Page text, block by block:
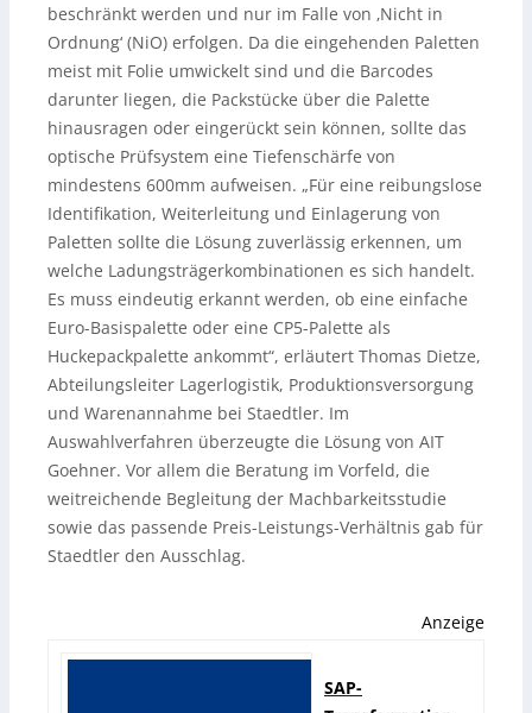
beschränkt werden und nur im Falle von ‚Nicht in
Ordnung‘ (NiO) erfolgen. Da die eingehenden Paletten
meist mit Folie umwickelt sind und die Barcodes
darunter liegen, die Packstücke über die Palette
hinausragen oder eingerückt sein können, sollte das
optische Prüfsystem eine Tiefenschärfe von
mindestens 600mm aufweisen. „Für eine reibungslose
Identifikation, Weiterleitung und Einlagerung von
Paletten sollte die Lösung zuverlässig erkennen, um
welche Ladungsträgerkombinationen es sich handelt.
Es muss eindeutig erkannt werden, ob eine einfache
Euro-Basispalette oder eine CP5-Palette als
Huckepackpalette ankommt“, erläutert Thomas Dietze,
Abteilungsleiter Lagerlogistik, Produktionsversorgung
und Warenannahme bei Staedtler. Im
Auswahlverfahren überzeugte die Lösung von AIT
Goehner. Vor allem die Beratung im Vorfeld, die
weitreichende Begleitung der Machbarkeitsstudie
sowie das passende Preis-Leistungs-Verhältnis gab für
Staedtler den Ausschlag.
Anzeige
SAP-